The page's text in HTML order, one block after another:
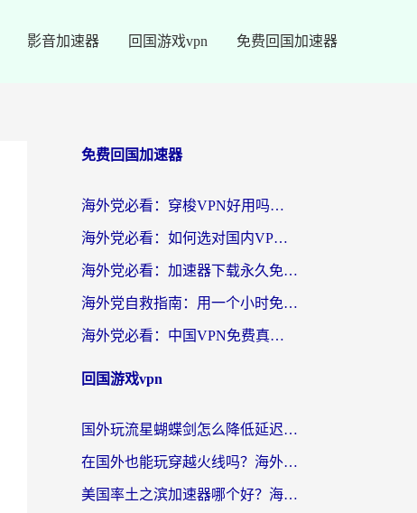
影音加速器 回国游戏vpn 免费回国加速器
免费回国加速器
海外党必看：穿梭VPN好用吗？和云帆VPN对比哪个回国效果更好？附真实测评+避坑指南
海外党必看：如何选对国内VPN，实现无缝访问国内资源？
海外党必看：加速器下载永久免费版真的存在吗？教你无缝访问国内资源的正确姿势
海外党自救指南：用一个小时免费加速器，轻松打破国内资源访问壁垒？
海外党必看：中国VPN免费真的靠谱吗？手把手教你选对回国加速器
回国游戏vpn
国外玩流星蝴蝶剑怎么降低延迟？海外党必看的加速秘籍（含欧洲鸣潮&彩虹岛优化攻略）
在国外也能玩穿越火线吗？海外玩家国服游戏畅玩终极指南
美国率土之滨加速器哪个好？海外党国服游戏畅玩终极指南（附多游戏解决方案）